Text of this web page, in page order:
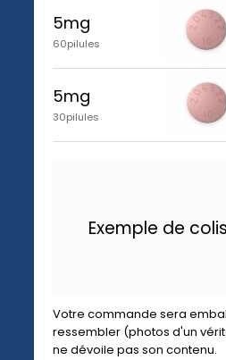
5mg
60pilules
5mg
30pilules
Exemple de colis
Votre commande sera
ressembler (photos d'un
ne dévoile pas son contenu.